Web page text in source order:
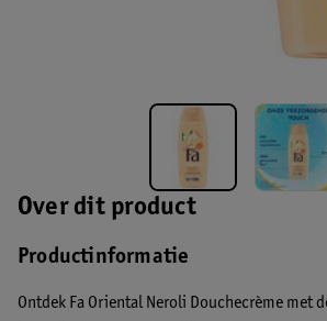
Over dit product
Productinformatie
Ontdek Fa Oriental Neroli Douchecrème met